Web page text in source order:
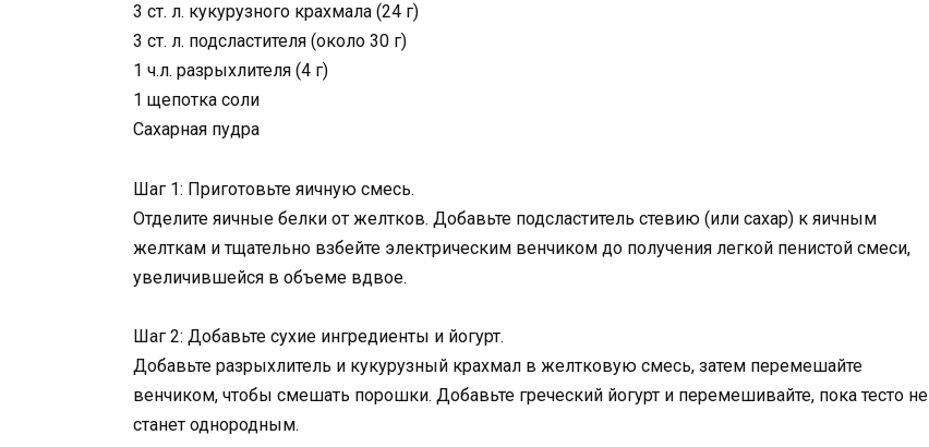
3 ст. л. кукурузного крахмала (24 г)
3 ст. л. подсластителя (около 30 г)
1 ч.л. разрыхлителя (4 г)
1 щепотка соли
Сахарная пудра
Шаг 1: Приготовьте яичную смесь.
Отделите яичные белки от желтков. Добавьте подсластитель стевию (или сахар) к яичным
желткам и тщательно взбейте электрическим венчиком до получения легкой пенистой смеси,
увеличившейся в объеме вдвое.
Шаг 2: Добавьте сухие ингредиенты и йогурт.
Добавьте разрыхлитель и кукурузный крахмал в желтковую смесь, затем перемешайте
венчиком, чтобы смешать порошки. Добавьте греческий йогурт и перемешивайте, пока тесто не
станет однородным.